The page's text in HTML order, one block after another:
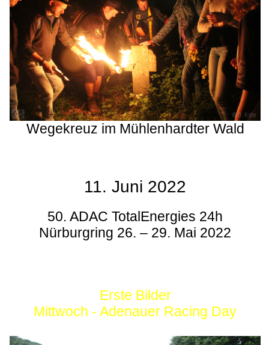
Wegekreuz im Mühlenhardter Wald
11. Juni 2022
50. ADAC TotalEnergies 24h
Nürburgring 26. – 29. Mai 2022
Erste Bilder
Mittwoch - Adenauer Racing Day